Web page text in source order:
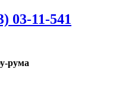
03-11-541
рума